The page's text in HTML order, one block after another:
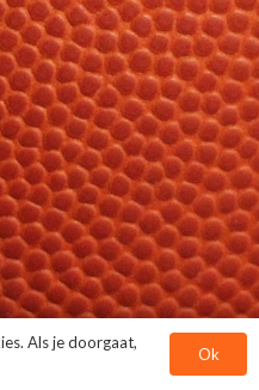
Als je doorgaat,
Ok